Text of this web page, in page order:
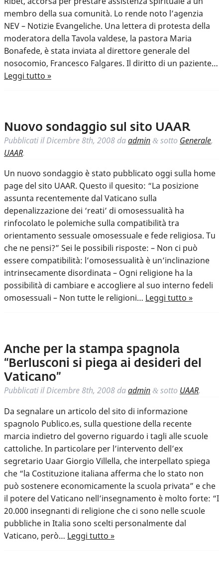
membro della sua comunità. Lo rende noto l’agenzia
NEV – Notizie Evangeliche. Una lettera di protesta della
moderatora della Tavola valdese, la pastora Maria
Bonafede, è stata inviata al direttore generale del
nosocomio, Francesco Falgares. Il diritto di un paziente…
Leggi tutto »
Nuovo sondaggio sul sito UAAR
Pubblicati ilDicembre 8th, 2008 daadmin & sotto Generale,
UAAR.
Un nuovo sondaggio è stato pubblicato oggi sulla home
page del sito UAAR. Questo il quesito: “La posizione
assunta recentemente dal Vaticano sulla
depenalizzazione dei ‘reati’ di omosessualità ha
rinfocolato le polemiche sulla compatibilità tra
orientamento sessuale omosessuale e fede religiosa. Tu
che ne pensi?” Sei le possibili risposte: – Non ci può
essere compatibilità: l’omosessualità è un’inclinazione
intrinsecamente disordinata – Ogni religione ha la
possibilità di cambiare e accogliere al suo interno fedeli
omosessuali – Non tutte le religioni… Leggi tutto »
Anche per la stampa spagnola
“Berlusconi si piega ai desideri del
Vaticano”
Pubblicati ilDicembre 8th, 2008 daadmin & sotto UAAR.
Da segnalare un articolo del sito di informazione
spagnolo Publico.es, sulla questione della recente
marcia indietro del governo riguardo i tagli alle scuole
cattoliche. In particolare per l’intervento dell’ex
segretario Uaar Giorgio Villella, che interpellato spiega
che “la Costituzione italiana afferma che lo stato non
può sostenere economicamente la scuola privata” e che
il potere del Vaticano nell’insegnamento è molto forte: “I
20.000 insegnanti di religione che ci sono nelle scuole
pubbliche in Italia sono scelti personalmente dal
Vaticano, però… Leggi tutto »